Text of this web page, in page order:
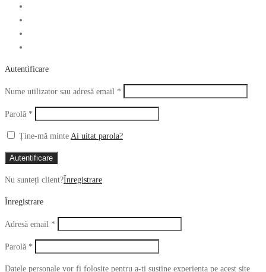
Autentificare
Nume utilizator sau adresă email *
Parolă *
Ține-mă minte Ai uitat parola?
Autentificare
Nu sunteți client?Înregistrare
Înregistrare
Adresă email *
Parolă *
Datele personale vor fi folosite pentru a-ți susține experiența pe acest site